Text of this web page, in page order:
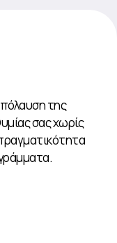
της
σας χωρίς